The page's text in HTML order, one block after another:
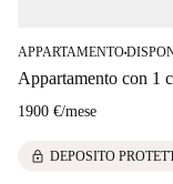
APPARTAMENTO■
Appartamento con 1
1900 €/mese
lock DEPOSITO